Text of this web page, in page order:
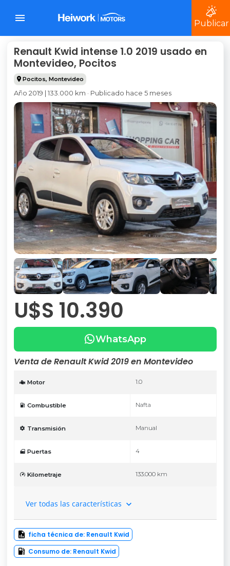
Publicar
Renault Kwid intense 1.0 2019 usado en
Montevideo, Pocitos
Pocitos, Montevideo
Año 2019 | 133.000 km · Publicado hace 5 meses
U$S 10.390
WhatsApp
Venta de Renault Kwid 2019 en Montevideo
Motor 1.0
Combustible Nafta
Transmisión Manual
Puertas 4
Kilometraje 133.000 km
Ver todas las características
ficha técnica de: Renault Kwid
Consumo de: Renault Kwid